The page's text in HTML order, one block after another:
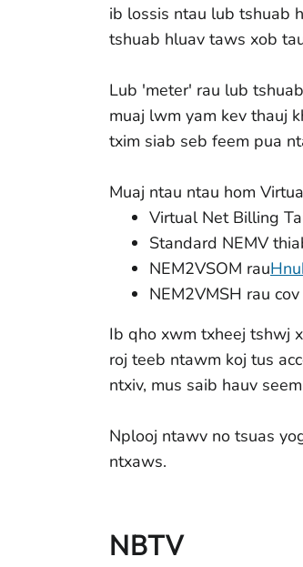
ib lossis ntau lub tshuab
tshuab hluav taws xob
Lub 'meter' rau lub
muaj lwm yam kev thauj
txim siab seb feem pua
Muaj ntau ntau hom
Virtual Net Billing
Standard NEMV
NEM2VSOM rau
NEM2VMSH rau
Ib qho xwm txheej tshwj
roj teeb ntawm koj tus
ntxiv, mus saib hauv
Nplooj ntawv no tsuas
ntxaws.
NBTV